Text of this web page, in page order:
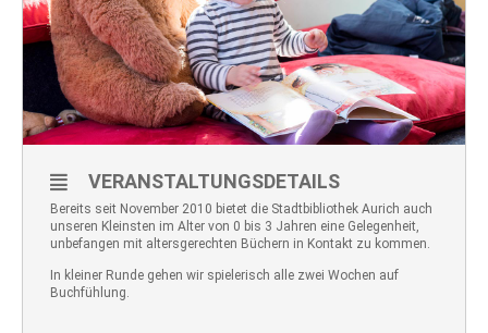
VERANSTALTUNGSDETAILS
Bereits seit November 2010 bietet die Stadtbibliothek Aurich auch
unseren Kleinsten im Alter von 0 bis 3 Jahren eine Gelegenheit,
unbefangen mit altersgerechten Büchern in Kontakt zu kommen.
In kleiner Runde gehen wir spielerisch alle zwei Wochen auf
Buchfühlung.